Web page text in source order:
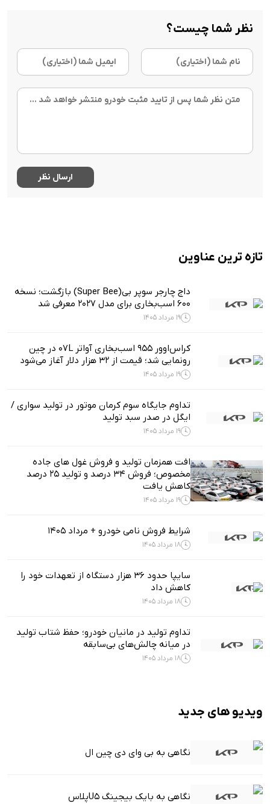
نظر شما چیست؟
تازه ترین عناوین
داج چارجر سوپر بی(Super Bee) بازگشت؛ نسخه
۶۰۰ اسب‌بخاری برای مدل ۲۰۲۷ معرفی شد
19 مرداد 1405
کراس‌اوور ۹۵۵ اسب‌بخاری آواتر 07L در چین
رونمایی شد؛ قیمت از ۳۲ هزار دلار آغاز می‌شود
19 مرداد 1405
تداوم جایگاه سوم کرمان موتور در تولید سواری /
ایگل در صدر سبد تولید
19 مرداد 1405
افت همزمان تولید و فروش غول های جاده
مخصوص؛ فروش ۳۴ درصد و تولید ۲۵ درصد
کاهش یافت
19 مرداد 1405
شرایط فروش نامی خودرو + مرداد 1405
18 مرداد 1405
سایپا حدود ۳۶ هزار دستگاه از تعهدات خود را
کاهش داد
18 مرداد 1405
تداوم تولید در مانیان خودرو؛ حفظ شتاب تولید
در میانه چالش‌های بی‌سابقه
18 مرداد 1405
ویدیو های جدید
نگاهی به بی وای دی چین ال
نگاهی به بایک بیجینگ U5پلاس